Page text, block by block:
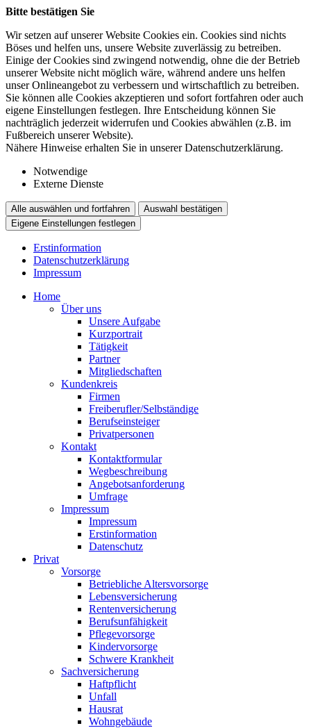
Bitte bestätigen Sie
Wir setzen auf unserer Website Cookies ein. Cookies sind nichts
Böses und helfen uns, unsere Website zuverlässig zu betreiben.
Einige der Cookies sind zwingend notwendig, ohne die der Betrieb
unserer Website nicht möglich wäre, während andere uns helfen
unser Onlineangebot zu verbessern und wirtschaftlich zu betreiben.
Sie können alle Cookies akzeptieren und sofort fortfahren oder auch
eigene Einstellungen festlegen. Ihre Entscheidung können Sie
nachträglich jederzeit widerrufen und Cookies abwählen (z.B. im
Fußbereich unserer Website).
Nähere Hinweise erhalten Sie in unserer Datenschutzerklärung.
Notwendige
Externe Dienste
Alle auswählen und fortfahren
Auswahl bestätigen
Eigene Einstellungen festlegen
Erstinformation
Datenschutzerklärung
Impressum
Home
Über uns
Unsere Aufgabe
Kurzportrait
Tätigkeit
Partner
Mitgliedschaften
Kundenkreis
Firmen
Freiberufler/Selbständige
Berufseinsteiger
Privatpersonen
Kontakt
Kontaktformular
Wegbeschreibung
Angebotsanforderung
Umfrage
Impressum
Impressum
Erstinformation
Datenschutz
Privat
Vorsorge
Betriebliche Altersvorsorge
Lebensversicherung
Rentenversicherung
Berufsunfähigkeit
Pflegevorsorge
Kindervorsorge
Schwere Krankheit
Sachversicherung
Haftpflicht
Unfall
Hausrat
Wohngebäude